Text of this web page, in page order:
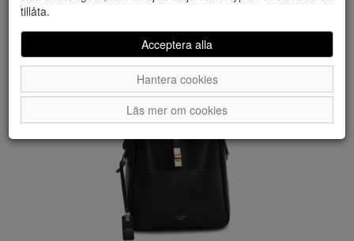
tillåta.
Acceptera alla
Hantera cookies
Läs mer om cookies